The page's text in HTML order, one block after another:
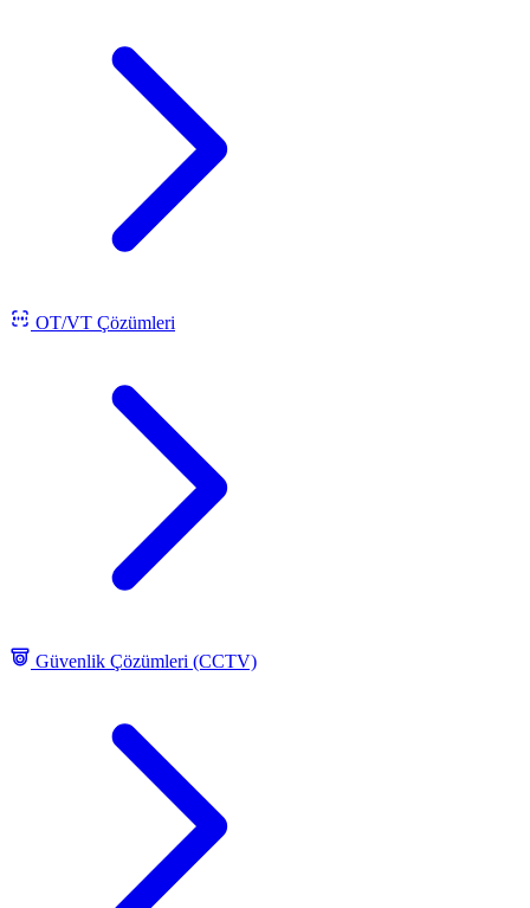
OT/VT Çözümleri
Güvenlik Çözümleri (CCTV)